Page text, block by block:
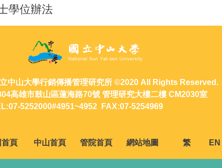
學位辦法
理研究所 ©2020 All
路70號 管理研究大
FAX:07-5254969
首頁 中山首頁 管院首頁 網站地圖 繁 EN